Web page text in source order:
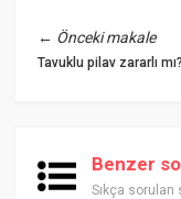
← Önceki makale
Tavuklu pilav zararlı mı?
Benzer
Sıkça sorulan